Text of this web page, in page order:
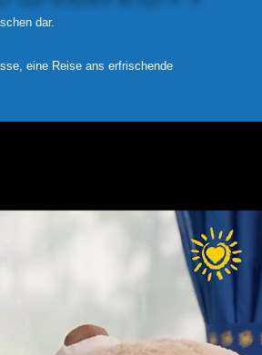
dar.
eine Reise ans erfrischende